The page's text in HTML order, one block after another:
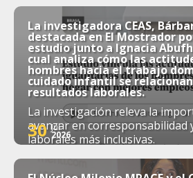
La investigadora CEAS,
destacada en El Mostrador
estudio junto a Ignacia
cual analiza cómo las
hombres hacia el trabajo
cuidado infantil se relacionan
resultados laborales.
La investigación releva la
avanzar en corresponsabilidad
laborales más inclusivas.
30 Jul
2026